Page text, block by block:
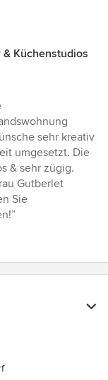
Küchenstudios
sehr kreativ
umgesetzt. Die
& sehr zügig.
Gutberlet
Sie